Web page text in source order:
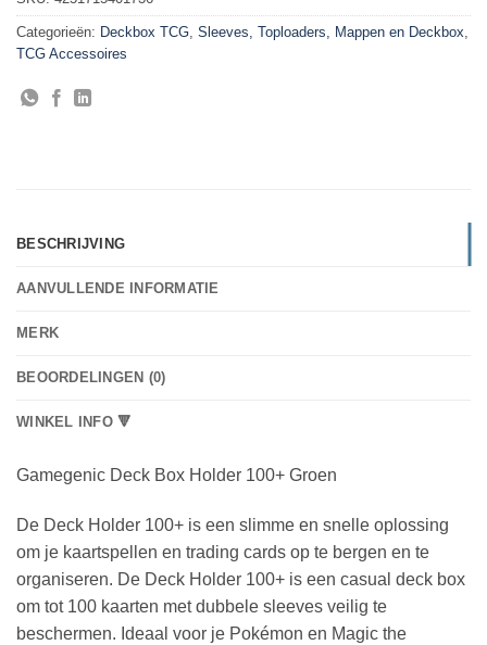
Categorieën: Deckbox TCG Sleeves, Toploaders, Mappen en Deckbox
TCG Accessoires
BESCHRIJVING
AANVULLENDE INFORMATIE
MERK
BEOORDELINGEN (0)
WINKEL INFO 🔻
Gamegenic Deck Box Holder 100+ Groen
De Deck Holder 100+ is een slimme en snelle oplossing
om je kaartspellen en trading cards op te bergen en te
organiseren. De Deck Holder 100+ is een casual deck box
om tot 100 kaarten met dubbele sleeves veilig te
beschermen. Ideaal voor je Pokémon en Magic the